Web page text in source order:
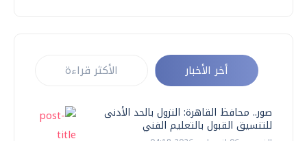
أخر الأخبار الأكثر قراءة
صور.. محافظ القاهرة: النزول بالحد الأدنى
للتنسيق القبول بالتعليم الفني